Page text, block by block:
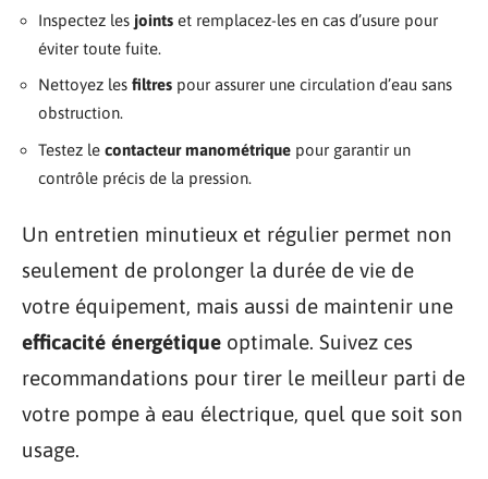
Inspectez les joints et remplacez-les en cas d’usure pour
éviter toute fuite.
Nettoyez les filtres pour assurer une circulation d’eau sans
obstruction.
Testez le contacteur manométrique pour garantir un
contrôle précis de la pression.
Un entretien minutieux et régulier permet non
seulement de prolonger la durée de vie de
votre équipement, mais aussi de maintenir une
efficacité énergétique optimale. Suivez ces
recommandations pour tirer le meilleur parti de
votre pompe à eau électrique, quel que soit son
usage.